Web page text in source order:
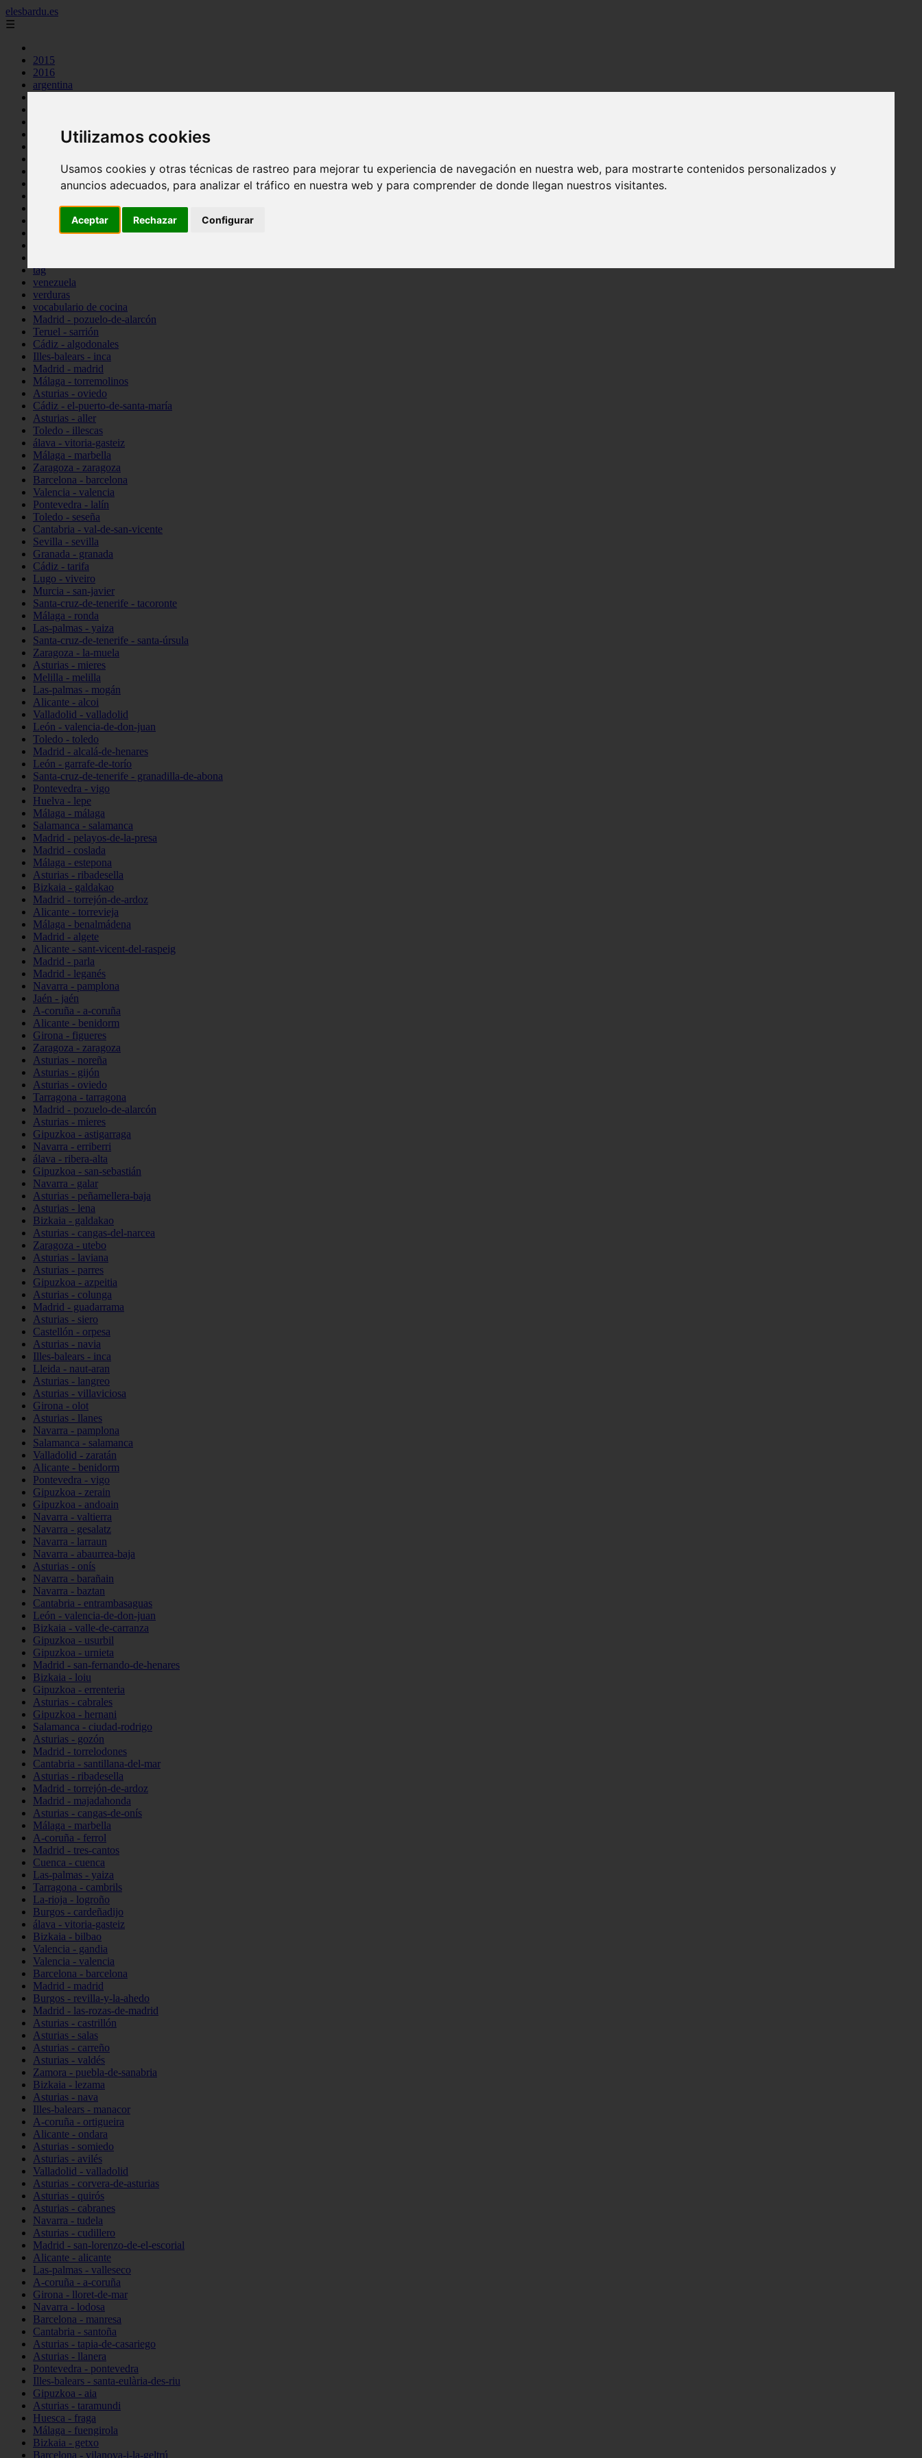
Utilizamos cookies
Usamos cookies y otras técnicas de rastreo para mejorar tu experiencia de navegación en nuestra web, para mostrarte contenidos personalizados y
anuncios adecuados, para analizar el tráfico en nuestra web y para comprender de donde llegan nuestros visitantes.
Aceptar Rechazar Configurar
elesbardu.es
☰
2015
2016
argentina
cocina casera
comidas
huevos
mariscos
postres
tag
venezuela
verduras
vocabulario de cocina
Madrid - pozuelo-de-alarcón
Teruel - sarrión
Cádiz - algodonales
Illes-balears - inca
Madrid - madrid
Málaga - torremolinos
Asturias - oviedo
Cádiz - el-puerto-de-santa-maría
Asturias - aller
Toledo - illescas
álava - vitoria-gasteiz
Málaga - marbella
Zaragoza - zaragoza
Barcelona - barcelona
Valencia - valencia
Pontevedra - lalín
Toledo - seseña
Cantabria - val-de-san-vicente
Sevilla - sevilla
Granada - granada
Cádiz - tarifa
Lugo - viveiro
Murcia - san-javier
Santa-cruz-de-tenerife - tacoronte
Málaga - ronda
Las-palmas - yaiza
Santa-cruz-de-tenerife - santa-úrsula
Zaragoza - la-muela
Asturias - mieres
Melilla - melilla
Las-palmas - mogán
Alicante - alcoi
Valladolid - valladolid
León - valencia-de-don-juan
Toledo - toledo
Madrid - alcalá-de-henares
León - garrafe-de-torío
Santa-cruz-de-tenerife - granadilla-de-abona
Pontevedra - vigo
Huelva - lepe
Málaga - málaga
Salamanca - salamanca
Madrid - pelayos-de-la-presa
Madrid - coslada
Málaga - estepona
Asturias - ribadesella
Bizkaia - galdakao
Madrid - torrejón-de-ardoz
Alicante - torrevieja
Málaga - benalmádena
Madrid - algete
Alicante - sant-vicent-del-raspeig
Madrid - parla
Madrid - leganés
Navarra - pamplona
Jaén - jaén
A-coruña - a-coruña
Alicante - benidorm
Girona - figueres
Zaragoza - zaragoza
Asturias - noreña
Asturias - gijón
Asturias - oviedo
Tarragona - tarragona
Madrid - pozuelo-de-alarcón
Asturias - mieres
Gipuzkoa - astigarraga
Navarra - erriberri
álava - ribera-alta
Gipuzkoa - san-sebastián
Navarra - galar
Asturias - peñamellera-baja
Asturias - lena
Bizkaia - galdakao
Asturias - cangas-del-narcea
Zaragoza - utebo
Asturias - laviana
Asturias - parres
Gipuzkoa - azpeitia
Asturias - colunga
Madrid - guadarrama
Asturias - siero
Castellón - orpesa
Asturias - navia
Illes-balears - inca
Lleida - naut-aran
Asturias - langreo
Asturias - villaviciosa
Girona - olot
Asturias - llanes
Navarra - pamplona
Salamanca - salamanca
Valladolid - zaratán
Alicante - benidorm
Pontevedra - vigo
Gipuzkoa - zerain
Gipuzkoa - andoain
Navarra - valtierra
Navarra - gesalatz
Navarra - larraun
Navarra - abaurrea-baja
Asturias - onís
Navarra - barañain
Navarra - baztan
Cantabria - entrambasaguas
León - valencia-de-don-juan
Bizkaia - valle-de-carranza
Gipuzkoa - usurbil
Gipuzkoa - urnieta
Madrid - san-fernando-de-henares
Bizkaia - loiu
Gipuzkoa - errenteria
Asturias - cabrales
Gipuzkoa - hernani
Salamanca - ciudad-rodrigo
Asturias - gozón
Madrid - torrelodones
Cantabria - santillana-del-mar
Asturias - ribadesella
Madrid - torrejón-de-ardoz
Madrid - majadahonda
Asturias - cangas-de-onís
Málaga - marbella
A-coruña - ferrol
Madrid - tres-cantos
Cuenca - cuenca
Las-palmas - yaiza
Tarragona - cambrils
La-rioja - logroño
Burgos - cardeñadijo
álava - vitoria-gasteiz
Bizkaia - bilbao
Valencia - gandia
Valencia - valencia
Barcelona - barcelona
Madrid - madrid
Burgos - revilla-y-la-ahedo
Madrid - las-rozas-de-madrid
Asturias - castrillón
Asturias - salas
Asturias - carreño
Asturias - valdés
Zamora - puebla-de-sanabria
Bizkaia - lezama
Asturias - nava
Illes-balears - manacor
A-coruña - ortigueira
Alicante - ondara
Asturias - somiedo
Asturias - avilés
Valladolid - valladolid
Asturias - corvera-de-asturias
Asturias - quirós
Asturias - cabranes
Navarra - tudela
Asturias - cudillero
Madrid - san-lorenzo-de-el-escorial
Alicante - alicante
Las-palmas - valleseco
A-coruña - a-coruña
Girona - lloret-de-mar
Navarra - lodosa
Barcelona - manresa
Cantabria - santoña
Asturias - tapia-de-casariego
Asturias - llanera
Pontevedra - pontevedra
Illes-balears - santa-eulària-des-riu
Gipuzkoa - aia
Asturias - taramundi
Huesca - fraga
Málaga - fuengirola
Bizkaia - getxo
Barcelona - vilanova-i-la-geltrú